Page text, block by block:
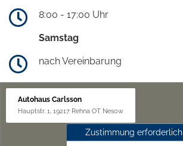
8:00 - 17:00 Uhr
Samstag
nach Vereinbarung
Autohaus Carlsson
Hauptstr. 1, 19217 Rehna OT Nesow
Zustimmung erforderlich